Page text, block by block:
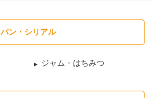
パン・シリアル
ジャム・はちみつ